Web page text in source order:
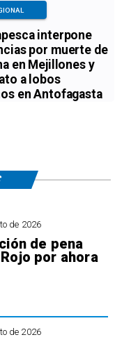
interpone
por muerte de
en Mejillones y
a lobos
en Antofagasta
de 2026
de pena
por ahora
de 2026